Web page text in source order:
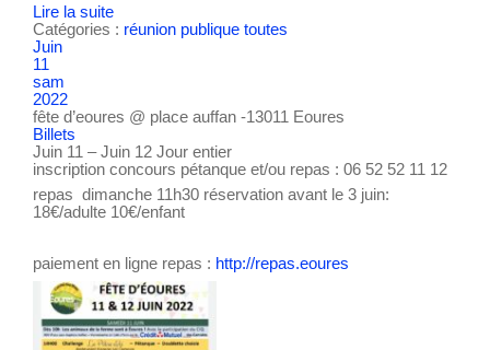
Lire la suite
Catégories : réunion publique toutes
Juin
11
sam
2022
fête d’eoures @ place auffan -13011 Eoures
Billets
Juin 11 – Juin 12 Jour entier
inscription concours pétanque et/ou repas : 06 52 52 11 12
repas dimanche 11h30 réservation avant le 3 juin:
18€/adulte 10€/enfant
paiement en ligne repas : http://repas.eoures